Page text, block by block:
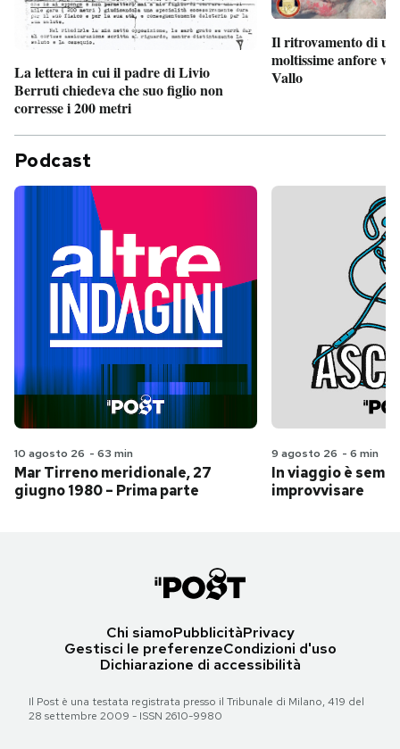
La lettera in cui il padre di Livio
Berruti chiedeva che suo figlio non
corresse i 200 metri
Il ritrovamento di
moltissime anfore
Vallo
Podcast
10 agosto 26 - 63 min
Mar Tirreno meridionale, 27
giugno 1980 – Prima parte
9 agosto 26 - 6 min
In viaggio è
improvvisare
Chi siamoPubblicitàPrivacy
Gestisci le preferenzeCondizioni d'uso
Dichiarazione di accessibilità
Il Post è una testata registrata presso il Tribunale di Milano, 419 del
28 settembre 2009 - ISSN 2610-9980